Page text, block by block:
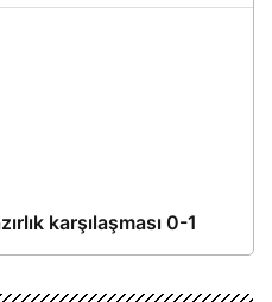
karşılaşması 0-1